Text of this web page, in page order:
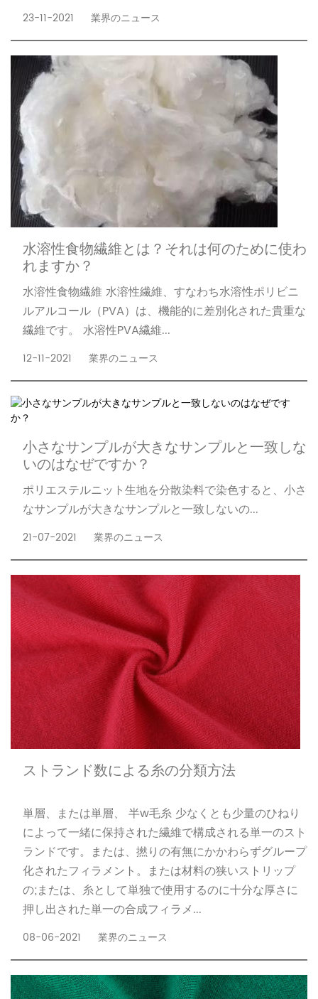
23-11-2021 業界のニュース
水溶性食物繊維とは？それは何のために使わ
れますか？
水溶性食物繊維 水溶性繊維、すなわち水溶性ポリビニ
ルアルコール（PVA）は、機能的に差別化された貴重な
繊維です。 水溶性PVA繊維...
12-11-2021 業界のニュース
小さなサンプルが大きなサンプルと一致しな
いのはなぜですか？
ポリエステルニット生地を分散染料で染色すると、小さ
なサンプルが大きなサンプルと一致しないの...
21-07-2021 業界のニュース
ストランド数による糸の分類方法
単層、または単層、 半w毛糸 少なくとも少量のひねり
によって一緒に保持された繊維で構成される単一のスト
ランドです。または、撚りの有無にかかわらずグループ
化されたフィラメント。または材料の狭いストリップ
の;または、糸として単独で使用するのに十分な厚さに
押し出された単一の合成フィラメ...
08-06-2021 業界のニュース